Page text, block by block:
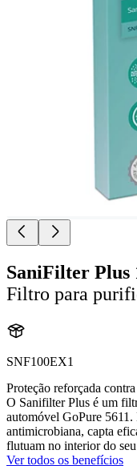
SaniFilter Plus
Filtro para
SNF100EX1
Proteção reforçada
O Sanifilter Plus é um
automóvel GoPure 5611.
antimicrobiana, capta
flutuam no interior do
Ver todos os benefícios